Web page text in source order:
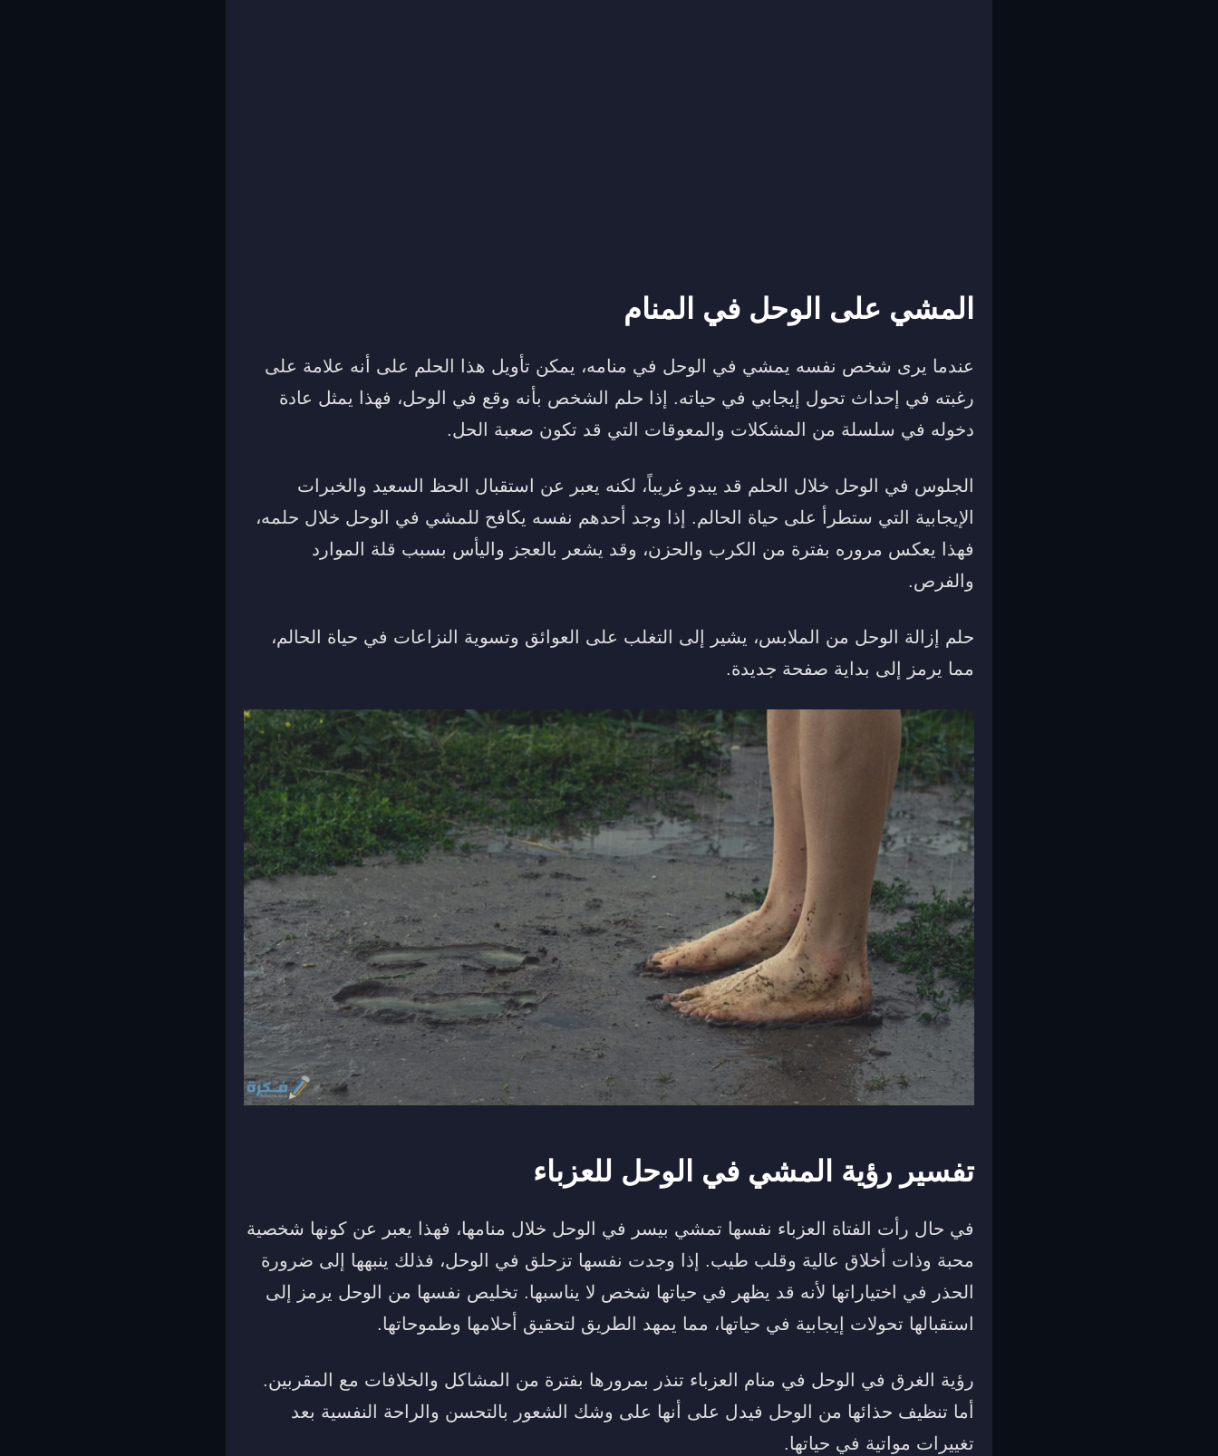
المشي على الوحل في المنام
عندما يرى شخص نفسه يمشي في الوحل في منامه، يمكن تأويل هذا الحلم على أنه علامة على
رغبته في إحداث تحول إيجابي في حياته. إذا حلم الشخص بأنه وقع في الوحل، فهذا يمثل عادة
دخوله في سلسلة من المشكلات والمعوقات التي قد تكون صعبة الحل.
الجلوس في الوحل خلال الحلم قد يبدو غريباً، لكنه يعبر عن استقبال الحظ السعيد والخبرات
الإيجابية التي ستطرأ على حياة الحالم. إذا وجد أحدهم نفسه يكافح للمشي في الوحل خلال حلمه،
فهذا يعكس مروره بفترة من الكرب والحزن، وقد يشعر بالعجز واليأس بسبب قلة الموارد
والفرص.
حلم إزالة الوحل من الملابس، يشير إلى التغلب على العوائق وتسوية النزاعات في حياة الحالم،
مما يرمز إلى بداية صفحة جديدة.
تفسير رؤية المشي في الوحل للعزباء
في حال رأت الفتاة العزباء نفسها تمشي بيسر في الوحل خلال منامها، فهذا يعبر عن كونها شخصية
محبة وذات أخلاق عالية وقلب طيب. إذا وجدت نفسها تزحلق في الوحل، فذلك ينبهها إلى ضرورة
الحذر في اختياراتها لأنه قد يظهر في حياتها شخص لا يناسبها. تخليص نفسها من الوحل يرمز إلى
استقبالها تحولات إيجابية في حياتها، مما يمهد الطريق لتحقيق أحلامها وطموحاتها.
رؤية الغرق في الوحل في منام العزباء تنذر بمرورها بفترة من المشاكل والخلافات مع المقربين.
أما تنظيف حذائها من الوحل فيدل على أنها على وشك الشعور بالتحسن والراحة النفسية بعد
تغييرات مواتية في حياتها.